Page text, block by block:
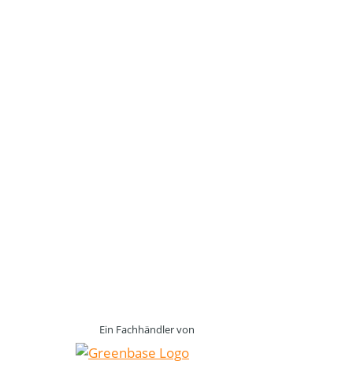
Ein Fachhändler von